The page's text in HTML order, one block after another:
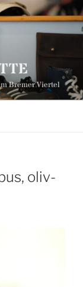
Bremer Viertel
oliv-